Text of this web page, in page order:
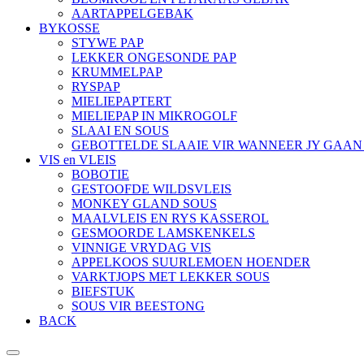
AARTAPPELGEBAK
BYKOSSE
STYWE PAP
LEKKER ONGESONDE PAP
KRUMMELPAP
RYSPAP
MIELIEPAPTERT
MIELIEPAP IN MIKROGOLF
SLAAI EN SOUS
GEBOTTELDE SLAAIE VIR WANNEER JY
VIS en VLEIS
BOBOTIE
GESTOOFDE WILDSVLEIS
MONKEY GLAND SOUS
MAALVLEIS EN RYS KASSEROL
GESMOORDE LAMSKENKELS
VINNIGE VRYDAG VIS
APPELKOOS SUURLEMOEN HOENDER
VARKTJOPS MET LEKKER SOUS
BIEFSTUK
SOUS VIR BEESTONG
BACK